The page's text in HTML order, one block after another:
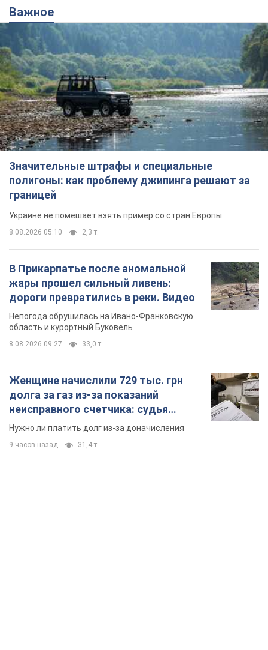
Важное
Значительные штрафы и специальные
полигоны: как проблему джипинга решают за
границей
Украине не помешает взять пример со стран Европы
8.08.2026 05:10 2,3 т.
В Прикарпатье после аномальной
жары прошел сильный ливень:
дороги превратились в реки. Видео
Непогода обрушилась на Ивано-Франковскую
область и курортный Буковель
8.08.2026 09:27 33,0 т.
Женщине начислили 729 тыс. грн
долга за газ из-за показаний
неисправного счетчика: судья
вынес неожиданное решение
Нужно ли платить долг из-за доначисления
9 часов назад 31,4 т.